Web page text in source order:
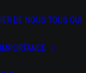
DE NOUS TOUS QUI